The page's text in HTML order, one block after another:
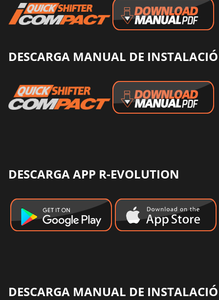
DESCARGA MANUAL DE
DESCARGA APP R-EVOLUTION
DESCARGA MANUAL DE